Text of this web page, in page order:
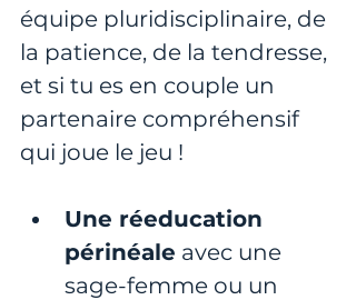
équipe pluridisciplinaire, de
la patience, de la tendresse,
et si tu es en couple un
partenaire compréhensif
qui joue le jeu !
Une réeducation
périnéale avec une
sage-femme ou un